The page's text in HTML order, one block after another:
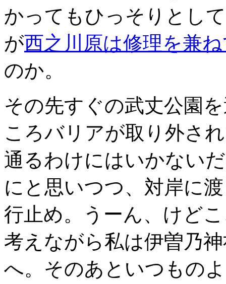
かってもひっそりとし
が西之川原は修理を兼
のか。
その先すぐの武丈公園
ころバリアが取り外さ
通るわけにはいかない
にと思いつつ、対岸に
行止め。うーん、けど
考えながら私は伊曽乃
へ。そのあといつもの